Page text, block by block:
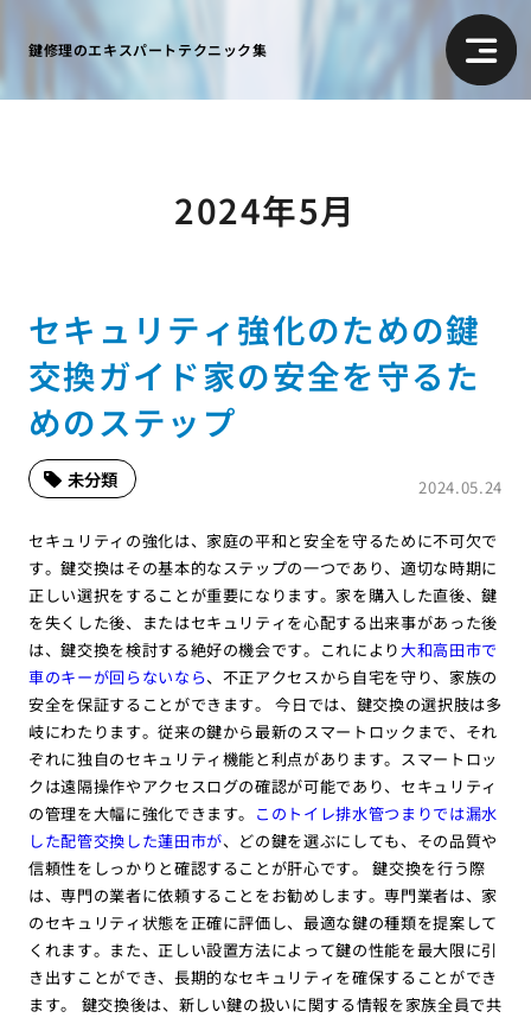
鍵修理のエキスパートテクニック集
2024年5月
セキュリティ強化のための鍵
交換ガイド家の安全を守るた
めのステップ
2024.05.24
未分類
セキュリティの強化は、家庭の平和と安全を守るために不可欠で
す。鍵交換はその基本的なステップの一つであり、適切な時期に
正しい選択をすることが重要になります。家を購入した直後、鍵
を失くした後、またはセキュリティを心配する出来事があった後
は、鍵交換を検討する絶好の機会です。これにより大和高田市で
車のキーが回らないなら、不正アクセスから自宅を守り、家族の
安全を保証することができます。 今日では、鍵交換の選択肢は多
岐にわたります。従来の鍵から最新のスマートロックまで、それ
ぞれに独自のセキュリティ機能と利点があります。スマートロッ
クは遠隔操作やアクセスログの確認が可能であり、セキュリティ
の管理を大幅に強化できます。 このトイレ排水管つまりでは漏水
した配管交換した蓮田市が、どの鍵を選ぶにしても、その品質や
信頼性をしっかりと確認することが肝心です。 鍵交換を行う際
は、専門の業者に依頼することをお勧めします。専門業者は、家
のセキュリティ状態を正確に評価し、最適な鍵の種類を提案して
くれます。また、正しい設置方法によって鍵の性能を最大限に引
き出すことができ、長期的なセキュリティを確保することができ
ます。 鍵交換後は、新しい鍵の扱いに関する情報を家族全員で共